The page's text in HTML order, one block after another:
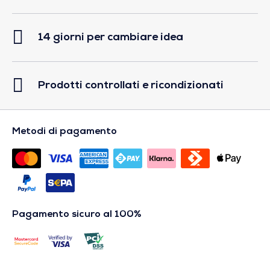
14 giorni per cambiare idea
Prodotti controllati e ricondizionati
Metodi di pagamento
Pagamento sicuro al 100%